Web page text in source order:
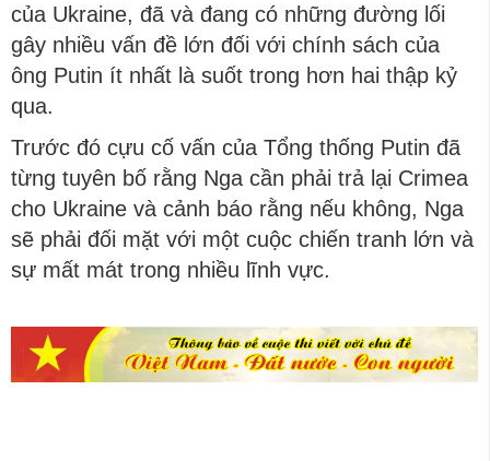
của Ukraine, đã và đang có những đường lối
gây nhiều vấn đề lớn đối với chính sách của
ông Putin ít nhất là suốt trong hơn hai thập kỷ
qua.
Trước đó cựu cố vấn của Tổng thống Putin đã
từng tuyên bố rằng Nga cần phải trả lại Crimea
cho Ukraine và cảnh báo rằng nếu không, Nga
sẽ phải đối mặt với một cuộc chiến tranh lớn và
sự mất mát trong nhiều lĩnh vực.